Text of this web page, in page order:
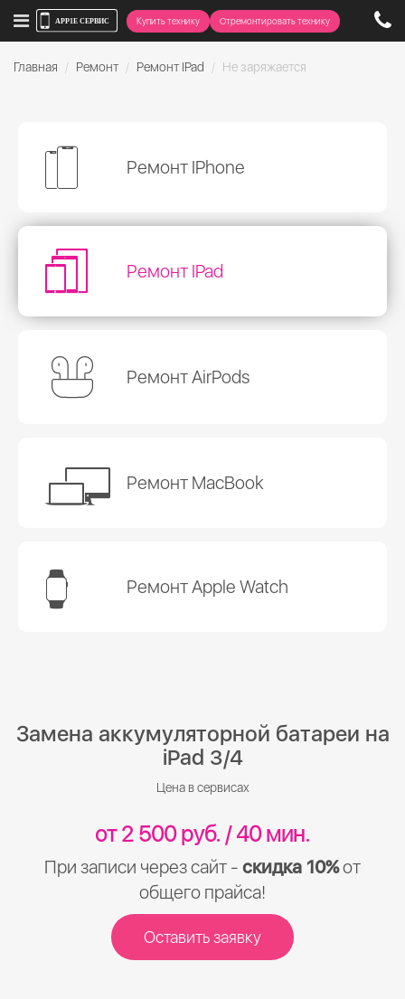
Купить технику Отремонтировать технику
Главная Ремонт Ремонт IPad Не заряжается
Ремонт IPhone
Ремонт IPad
Ремонт AirPods
Ремонт MacBook
Ремонт Apple Watch
Замена аккумуляторной батареи на
iPad 3/4
Цена в сервисах
от 2 500 руб. / 40 мин.
При записи через сайт - скидка 10%от
общего прайса!
Оставить заявку